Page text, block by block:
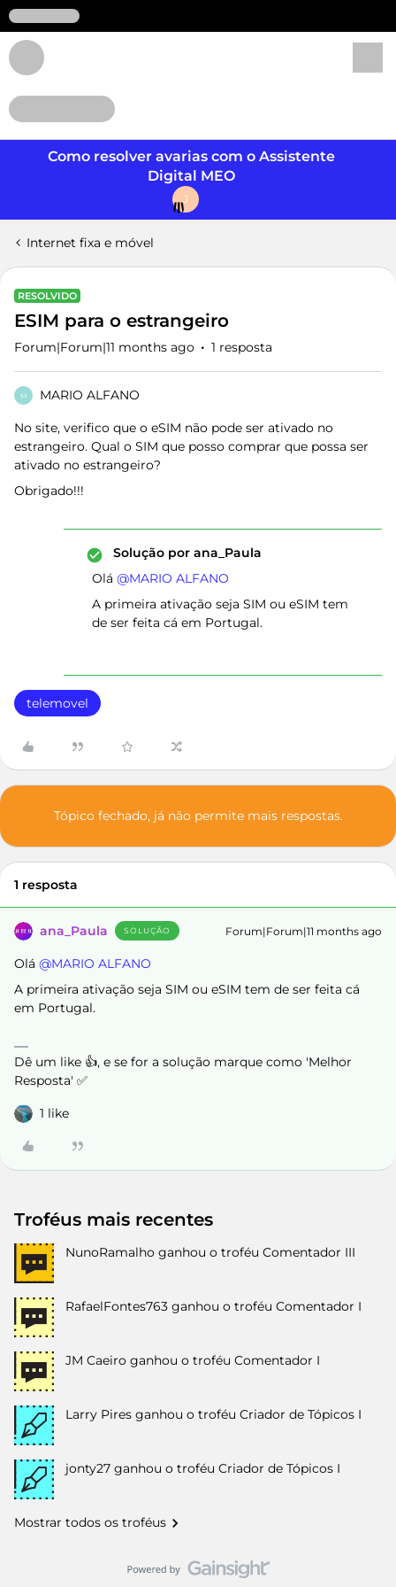
Como resolver avarias com o Assistente
Digital MEO
J
Internet fixa e móvel
RESOLVIDO
ESIM para o estrangeiro
Forum|Forum|11 months ago 1 resposta
M MARIO ALFANO
No site, verifico que o eSIM não pode ser ativado no
estrangeiro. Qual o SIM que posso comprar que possa ser
ativado no estrangeiro?
Obrigado!!!
Solução por ana_Paula
Olá ​ @MARIO ALFANO
A primeira ativação seja SIM ou eSIM tem
de ser feita cá em Portugal.
telemovel
Tópico fechado, já não permite mais respostas.
1 resposta
ana_Paula SOLUÇÃO Forum|Forum|11 months ago
Olá ​ @MARIO ALFANO
A primeira ativação seja SIM ou eSIM tem de ser feita cá
em Portugal.
Dê um like 👍, e se for a solução marque como 'Melhor
Resposta' ✅
1 like
Troféus mais recentes
NunoRamalho ganhou o troféu Comentador III
RafaelFontes763 ganhou o troféu Comentador I
JM Caeiro ganhou o troféu Comentador I
Larry Pires ganhou o troféu Criador de Tópicos I
jonty27 ganhou o troféu Criador de Tópicos I
Mostrar todos os troféus